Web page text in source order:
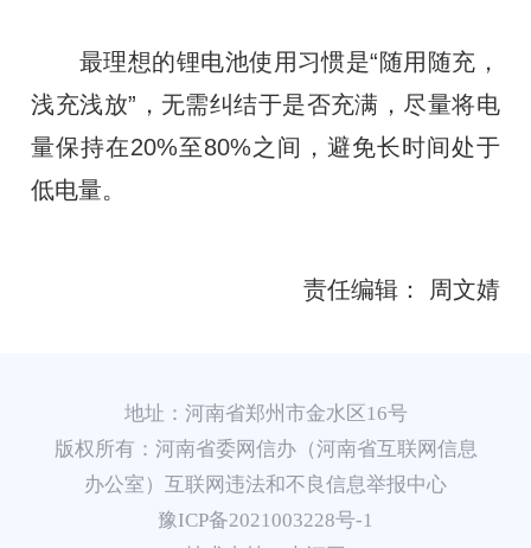
最理想的锂电池使用习惯是“随用随充，
浅充浅放”，无需纠结于是否充满，尽量将电
量保持在20%至80%之间，避免长时间处于
低电量。
责任编辑： 周文婧
地址：河南省郑州市金水区16号
版权所有：河南省委网信办（河南省互联网信息
办公室）互联网违法和不良信息举报中心
豫ICP备2021003228号-1